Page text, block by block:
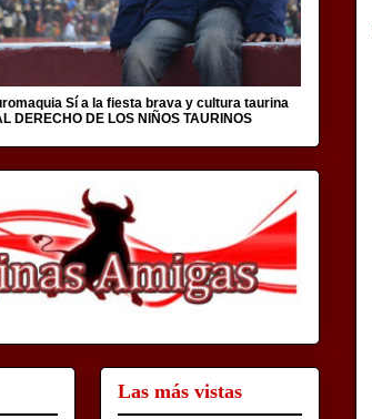
Sí a la fiesta brava y cultura taurina
DERECHO DE LOS NIÑOS TAURINOS
Las más vistas